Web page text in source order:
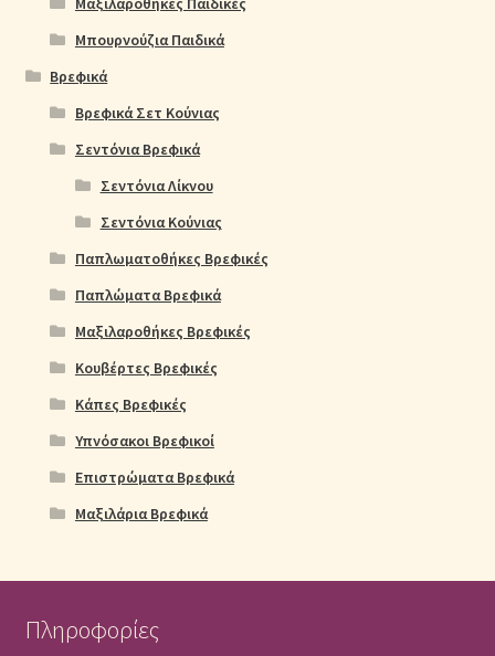
Μπουρνούζια Παιδικά
Βρεφικά
Βρεφικά Σετ Κούνιας
Σεντόνια Βρεφικά
Σεντόνια Λίκνου
Σεντόνια Κούνιας
Παπλωματοθήκες Βρεφικές
Παπλώματα Βρεφικά
Μαξιλαροθήκες Βρεφικές
Κουβέρτες Βρεφικές
Κάπες Βρεφικές
Υπνόσακοι Βρεφικοί
Επιστρώματα Βρεφικά
Μαξιλάρια Βρεφικά
Πληροφορίες